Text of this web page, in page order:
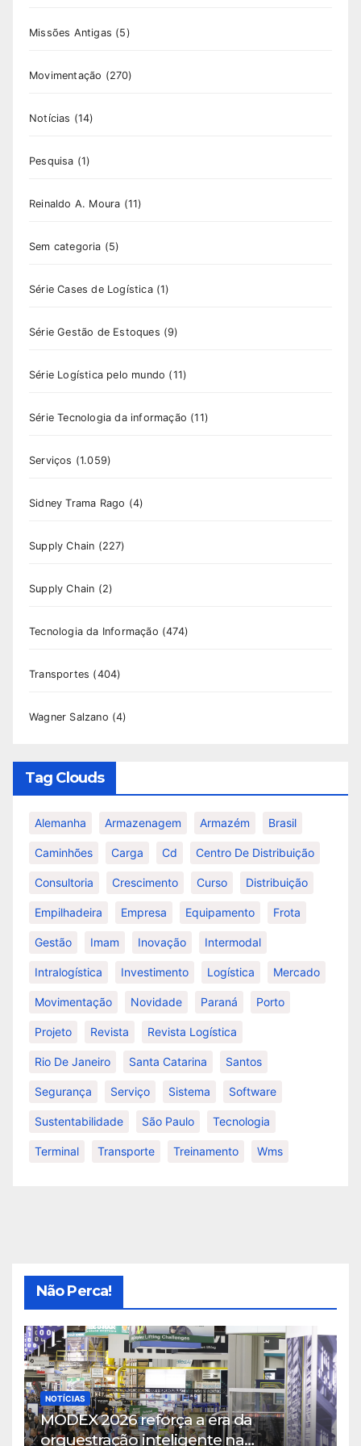
Missões Antigas (5)
Movimentação (270)
Notícias (14)
Pesquisa (1)
Reinaldo A. Moura (11)
Sem categoria (5)
Série Cases de Logística(1)
Série Gestão de Estoques (9)
Série Logística pelo mundo (11)
Série Tecnologia da informação (11)
Serviços (1.059)
Sidney Trama Rago (4)
Supply Chain (227)
Supply Chain (2)
Tecnologia da Informação (474)
Transportes (404)
Wagner Salzano (4)
Tag Clouds
Alemanha Armazenagem Armazém Brasil
Caminhões Carga Cd Centro De Distribuição
Consultoria Crescimento Curso Distribuição
Empilhadeira Empresa Equipamento Frota
Gestão Imam Inovação Intermodal
Intralogística Investimento Logística Mercado
Movimentação Novidade Paraná Porto
Projeto Revista Revista Logística
Rio De Janeiro Santa Catarina Santos
Segurança Serviço Sistema Software
Sustentabilidade São Paulo Tecnologia
Terminal Transporte Treinamento Wms
Não Perca!
NOTÍCIAS
MODEX 2026 reforça a era da
orquestração inteligente na